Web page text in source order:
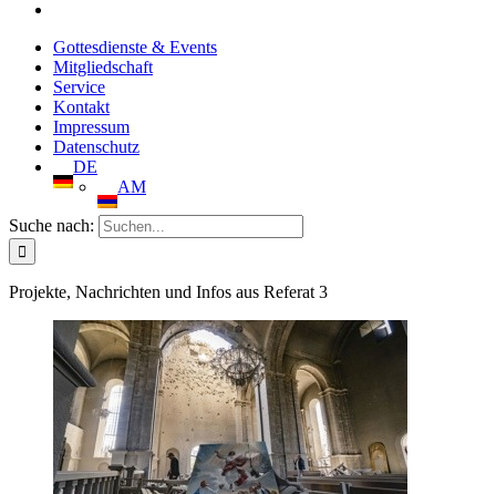
Gottesdienste & Events
Mitgliedschaft
Service
Kontakt
Impressum
Datenschutz
DE
AM
Suche nach:
Projekte, Nachrichten und Infos aus Referat 3